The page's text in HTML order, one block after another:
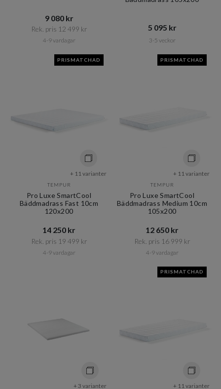
9 080 kr​​
Rek. pris 12 499 kr​​
4-9 vardagar
5 095 kr​​
3-5 veckor
PRISMATCHAD
+ 11 varianter
TEMPUR
Pro Luxe SmartCool
Bäddmadrass Fast 10cm
120x200
14 250 kr​​
Rek. pris 19 499 kr​​
4-9 vardagar
PRISMATCHAD
+ 11 varianter
TEMPUR
Pro Luxe SmartCool
Bäddmadrass Medium 10cm
105x200
12 650 kr​​
Rek. pris 16 999 kr​​
4-9 vardagar
+ 3 varianter
PRISMATCHAD
+ 11 varianter